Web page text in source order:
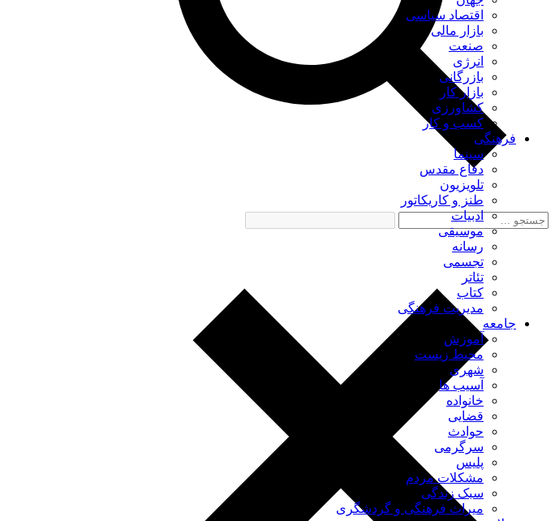
اقتصاد سیاسی
بازار مالی
صنعت
انرژی
بازرگانی
بازار کار
کشاورزی
کسب و کار
فرهنگی
سینما
دفاع مقدس
تلویزیون
طنز و کاریکاتور
ادبیات
موسیقی
رسانه
تجسمی
تئاتر
کتاب
مدیریت فرهنگی
جامعه
آموزش
محیط زیست
شهری
آسیب ها
خانواده
قضایی
حوادث
سرگرمی
پلیس
مشکلات مردم
سبک زندگی
میراث فرهنگی و گردشگری